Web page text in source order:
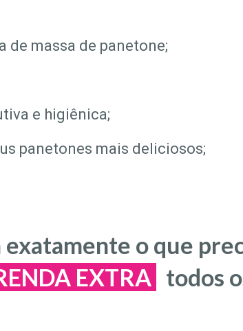
de massa de panetone;
e higiênica;
panetones mais deliciosos;
o que
EXTRA todos